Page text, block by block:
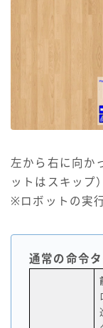
左から右に向か
ットはスキップ）
※ロボットの実
通常の命令